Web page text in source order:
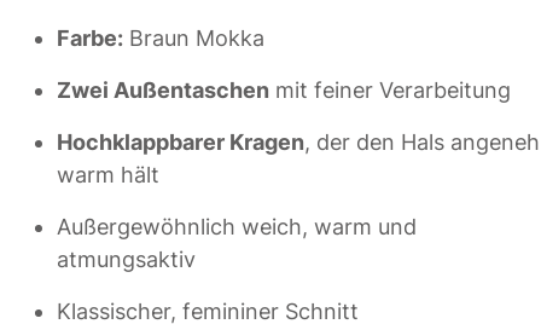
Farbe: Braun Mokka
Zwei Außentaschen mit feiner Verarbeitung
Hochklappbarer Kragen, der den Hals
warm hält
Außergewöhnlich weich, warm und
atmungsaktiv
Klassischer, femininer Schnitt